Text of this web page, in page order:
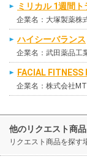
ミリカル 1週間
企業名：大塚製薬株
ハイシーバランス
企業名：武田薬品工
FACIAL
企業名：株式会社
他のリクエスト商
リクエスト商品を探す